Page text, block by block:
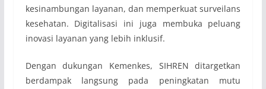
kesinambungan layanan, dan memperkuat surveilans
kesehatan. Digitalisasi ini juga membuka peluang
inovasi layanan yang lebih inklusif.
Dengan dukungan Kemenkes, SIHREN ditargetkan
berdampak langsung pada peningkatan mutu